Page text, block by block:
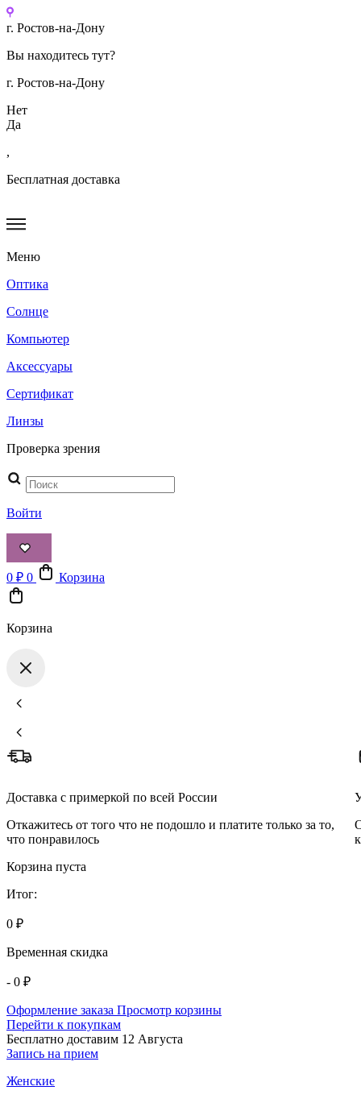
Перейти
к
г. Ростов-на-Дону
Вы находитесь тут?
г. Ростов-на-Дону
Нет
Да
,
Бесплатная доставка
Меню
Оптика
Солнце
Компьютер
Аксессуары
Сертификат
Линзы
Проверка зрения
Поиск
товаров
Войти
0 ₽ 0 Корзина
Корзина
Доставка с примеркой по всей России
Откажитесь от того что не подошло и платите только за то,
что понравилось
Корзина пуста
Итог:
0 ₽
Временная скидка
- 0 ₽
Оформление заказа Просмотр корзины
Перейти к покупкам
Бесплатно доставим 12 Августа
Запись на прием
Женские